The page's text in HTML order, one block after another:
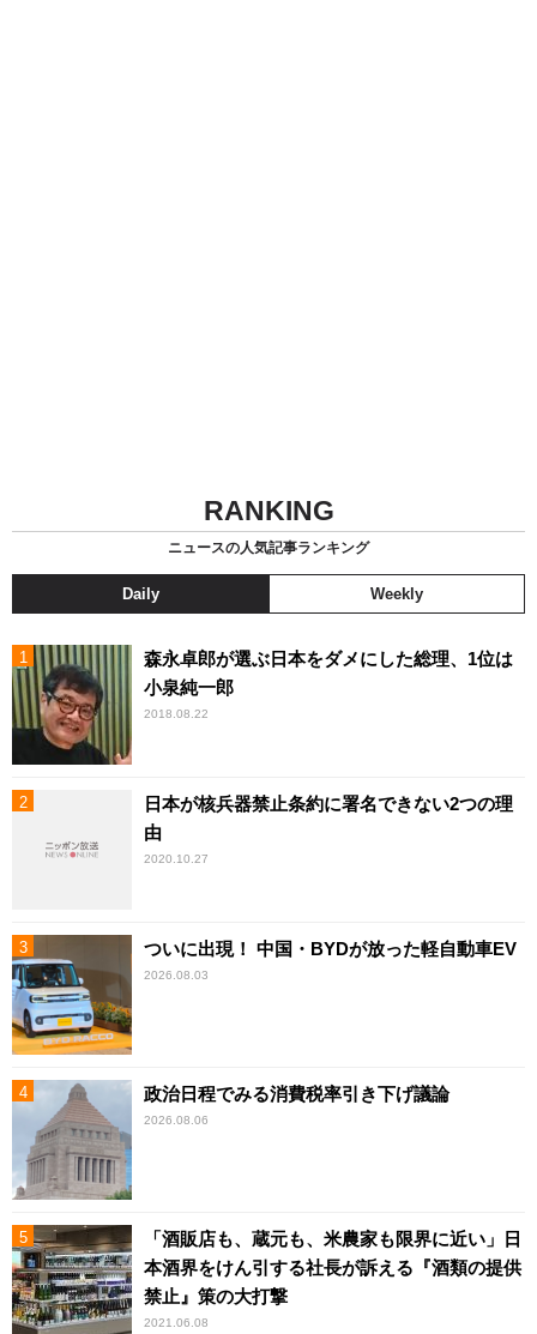
RANKING
ニュースの人気記事ランキング
Daily Weekly
森永卓郎が選ぶ日本をダメにした総理、1位は
小泉純一郎
2018.08.22
日本が核兵器禁止条約に署名できない2つの理
由
2020.10.27
ついに出現！ 中国・BYDが放った軽自動車EV
2026.08.03
政治日程でみる消費税率引き下げ議論
2026.08.06
「酒販店も、蔵元も、米農家も限界に近い」日
本酒界をけん引する社長が訴える『酒類の提供
禁止』策の大打撃
2021.06.08